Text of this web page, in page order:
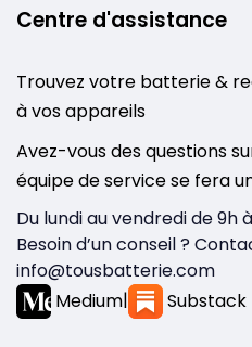
Centre d'assistance
Trouvez votre batterie &
à vos appareils
Avez-vous des questions
équipe de service se fera
Du lundi au vendredi de 9h
Besoin d’un conseil ?
info@tousbatterie.com
Medium| Substack